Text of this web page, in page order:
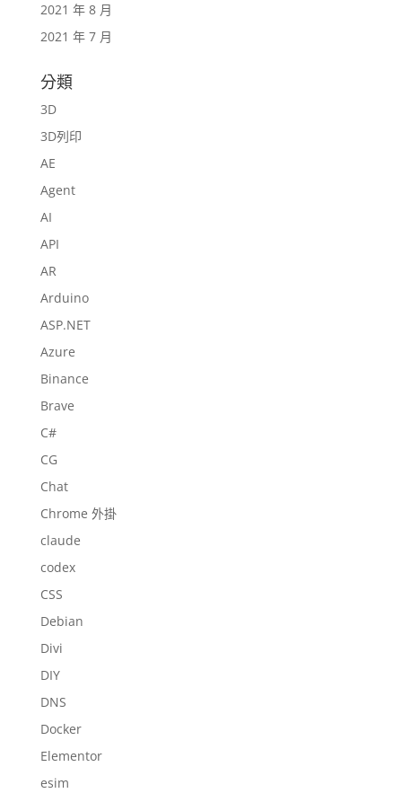
2021 年 8 月
2021 年 7 月
分類
3D
3D列印
AE
Agent
AI
API
AR
Arduino
ASP.NET
Azure
Binance
Brave
C#
CG
Chat
Chrome 外掛
claude
codex
CSS
Debian
Divi
DIY
DNS
Docker
Elementor
esim